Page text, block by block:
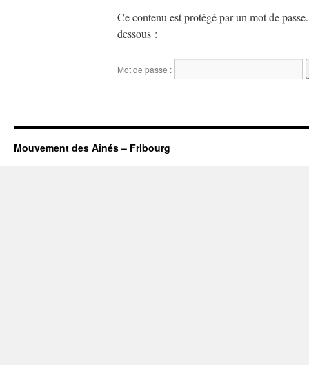
Ce contenu est protégé par un mot de
dessous :
Mot de passe :
Mouvement des Aînés – Fribourg